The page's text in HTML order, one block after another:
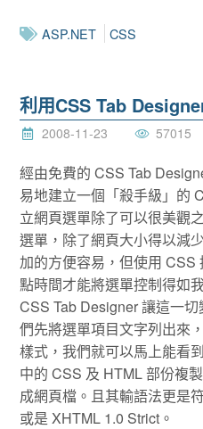
ASP.NET CSS
利用CSS Tab
2008-11-23 57015
經由免費的 CSS Tab
易地建立一個「殺手級」的
立網頁選單除了可以很美觀
選單，除了網頁大小得以減
加的方便容易，但使用
點時間才能將選單控制得如
CSS Tab Designer 讓這一
們先將選單項目文字列出來
樣式，我們就可以馬上能看
中的 CSS 及 HTML 部份複
成網頁檔。且其輸語法更是
或是 XHTML 1.0 Strict。